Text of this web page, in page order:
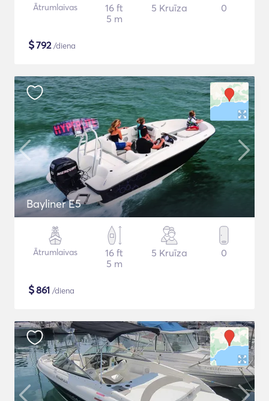
Ātrumlaivas
16 ft
5 m
5 Kruīza 0
$792/diena
Bayliner E5
Ātrumlaivas
16 ft
5 m
5 Kruīza 0
$861 /diena